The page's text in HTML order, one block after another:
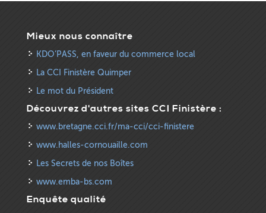
Mieux nous connaître
KDO’PASS, en faveur du commerce local
La CCI Finistère Quimper
Le mot du Président
Découvrez d'autres sites CCI Finistère :
www.bretagne.cci.fr/ma-cci/cci-finistere
www.halles-cornouaille.com
Les Secrets de nos Boîtes
www.emba-bs.com
Enquête qualité